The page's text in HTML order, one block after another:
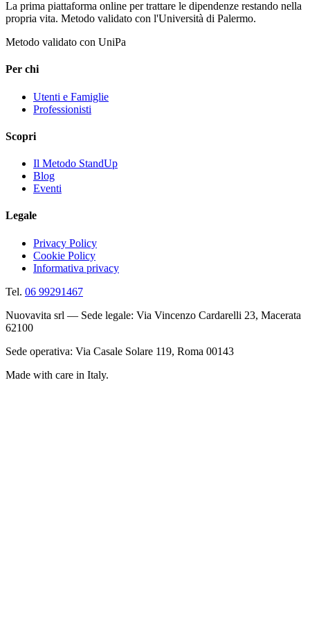
La prima piattaforma online per trattare le dipendenze restando nella
propria vita. Metodo validato con l'Università di Palermo.
Metodo validato con UniPa
Per chi
Utenti e Famiglie
Professionisti
Scopri
Il Metodo StandUp
Blog
Eventi
Legale
Privacy Policy
Cookie Policy
Informativa privacy
Tel. 06 99291467
Nuovavita srl — Sede legale: Via Vincenzo Cardarelli 23, Macerata
62100
Sede operativa: Via Casale Solare 119, Roma 00143
Made with care in Italy.